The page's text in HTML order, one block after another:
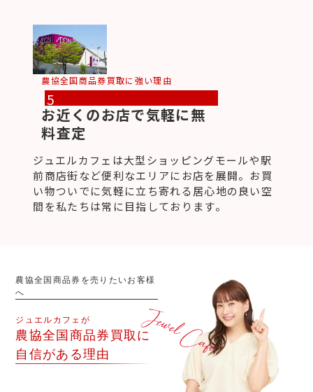
農協全国商品券買取に強い理由
5
お近くのお店で気軽に無
料査定
ジュエルカフェは大型ショッピングモールや駅
前商店街など便利なエリアにお店を展開。お買
い物ついでに気軽に立ち寄れる居心地の良い空
間を私たちは常に目指しております。
農協全国商品券を売りたいお客様
へ
ジュエルカフェが
農協全国商品券買取に
自信がある理由